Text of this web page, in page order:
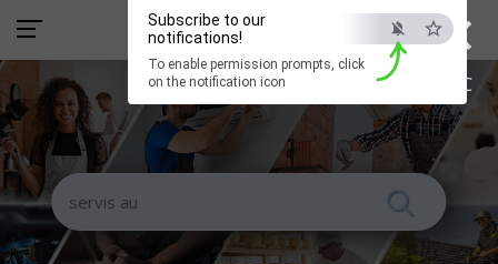
×
ESC
Subscribe to our
notifications!
To enable permission prompts, click
on the notification icon